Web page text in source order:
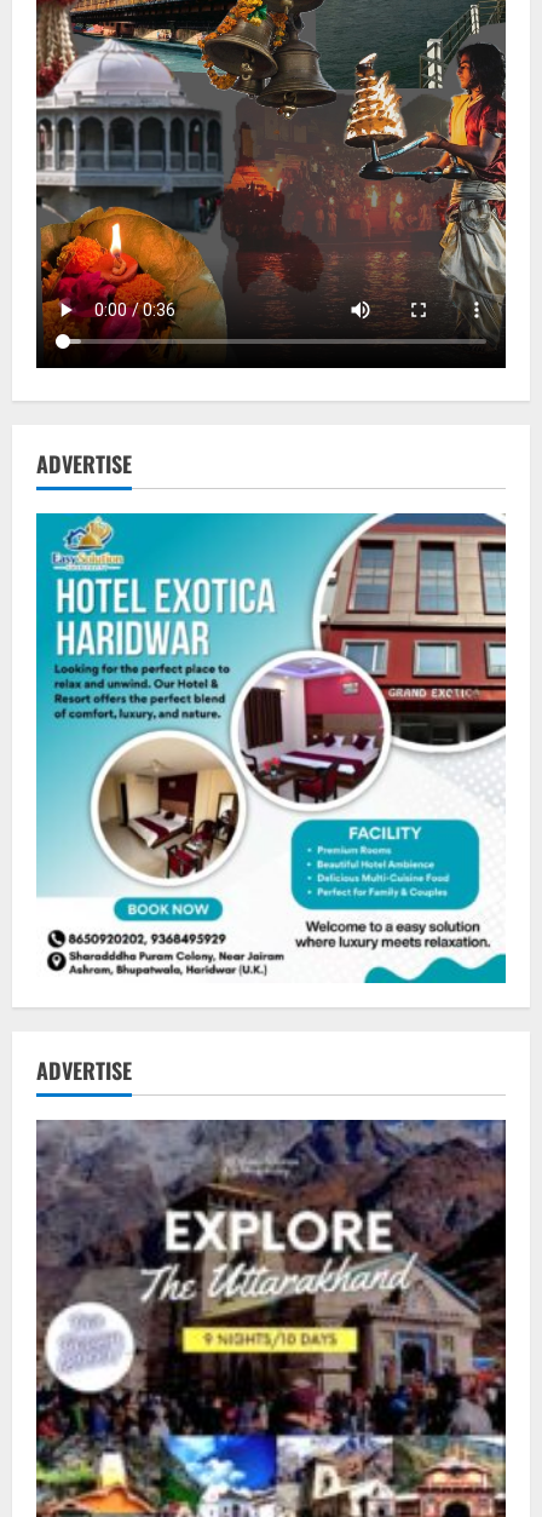
ADVERTISE
ADVERTISE